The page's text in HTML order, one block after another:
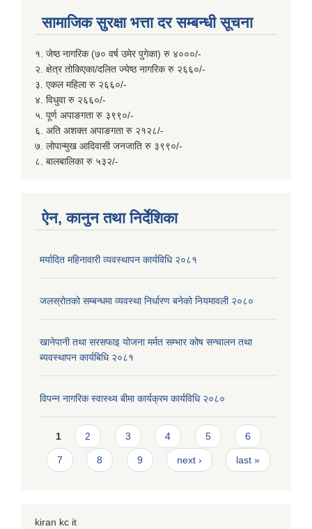
सामाजिक सुरक्षा भत्ता दर सम्बन्धी सूचना
१. जेष्ठ नागरिक (७० वर्ष उमेर पुगेका) रु ४०००/-
२. क्षेत्र तोकिएका/दलित ज्येष्ठ नागरिक रु २६६०/-
३. एकल महिला रु २६६०/-
४. विधुवा रु २६६०/-
५. पूर्ण अपाङगता रु ३९९०/-
६. अति अशक्त अपाङगता रु २१२८/-
७. लोपान्मुख आदिवासी जनजाति रु ३९९०/-
८. बालबालिका रु ५३२/-
ऐन, कानुन तथा निर्देशिका
मर्यादित महिनावारी व्यवस्थापन कार्यविधि २०८१
जलस्रोतको सम्बन्धमा व्यवस्था निर्धारण बनेको नियमावली २०८०
खानेपानी तथा सरसफाइ योजना मर्मत सम्भार कोष सन्चालन तथा
ब्यवस्थापन कार्यबिधि २०८१
विपन्न नागरिक स्वास्थ्य बीमा कार्यक्रम कार्यविधि २०८०
Pages
1 2 3 4 5 6
7 8 9 next › last »
kiran kc it